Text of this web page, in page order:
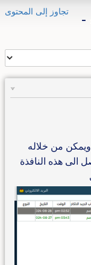
تجاوز إلى المحتوى
-
ويمكن من خلاله
الى هذه النافذة